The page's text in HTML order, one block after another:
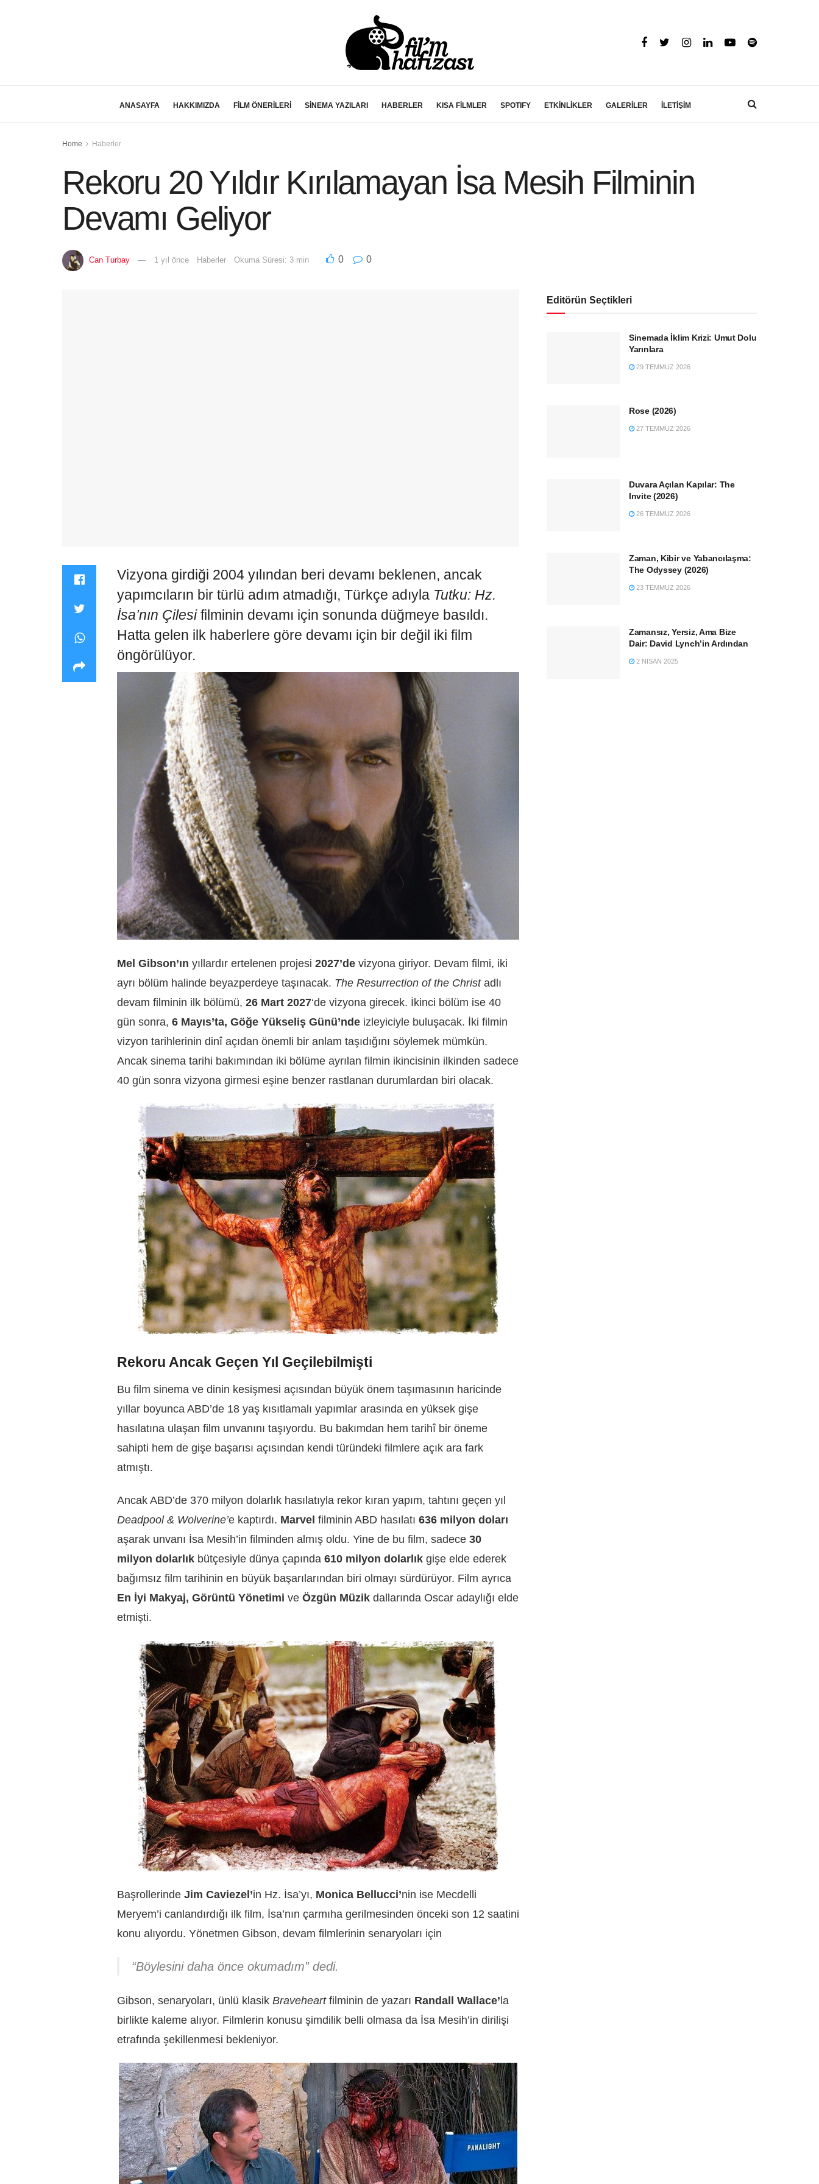
ANASAYFA HAKKIMIZDA FİLM ÖNERİLERİ SİNEMA YAZILARI HABERLER KISA FİLMLER SPOTIFY ETKİNLİKLER GALERİLER İLETİŞİM
Home Haberler
Rekoru 20 Yıldır Kırılamayan İsa Mesih Filminin
Devamı Geliyor
Can Turbay 1 yıl önce Haberler Okuma Süresi: 3 min 0 0
Vizyona girdiği 2004 yılından beri devamı beklenen, ancak
yapımcıların bir türlü adım atmadığı, Türkçe adıyla Tutku: Hz.
İsa’nın Çilesi filminin devamı için sonunda düğmeye basıldı.
Hatta gelen ilk haberlere göre devamı için bir değil iki film
öngörülüyor.
Mel Gibson’ın yıllardır ertelenen projesi 2027’de vizyona giriyor. Devam filmi, iki
ayrı bölüm halinde beyazperdeye taşınacak. The Resurrection of the Christadlı
devam filminin ilk bölümü, 26 Mart 2027‘de vizyona girecek. İkinci bölüm ise 40
gün sonra, 6 Mayıs’ta, Göğe Yükseliş Günü’nde izleyiciyle buluşacak. İki filmin
vizyon tarihlerinin dinî açıdan önemli bir anlam taşıdığını söylemek mümkün.
Ancak sinema tarihi bakımından iki bölüme ayrılan filmin ikincisinin ilkinden sadece
40 gün sonra vizyona girmesi eşine benzer rastlanan durumlardan biri olacak.
Rekoru Ancak Geçen Yıl Geçilebilmişti
Bu film sinema ve dinin kesişmesi açısından büyük önem taşımasının haricinde
yıllar boyunca ABD’de 18 yaş kısıtlamalı yapımlar arasında en yüksek gişe
hasılatına ulaşan film unvanını taşıyordu. Bu bakımdan hem tarihî bir öneme
sahipti hem de gişe başarısı açısından kendi türündeki filmlere açık ara fark
atmıştı.
Ancak ABD’de 370 milyon dolarlık hasılatıyla rekor kıran yapım, tahtını geçen yıl
Deadpool & Wolverine’e kaptırdı. Marvel filminin ABD hasılatı 636 milyon doları
aşarak unvanı İsa Mesih’in filminden almış oldu. Yine de bu film, sadece 30
milyon dolarlık bütçesiyle dünya çapında 610 milyon dolarlık gişe elde ederek
bağımsız film tarihinin en büyük başarılarından biri olmayı sürdürüyor. Film ayrıca
En İyi Makyaj, Görüntü Yönetimi ve Özgün Müzik dallarında Oscar adaylığı elde
etmişti.
Başrollerinde Jim Caviezel’in Hz. İsa’yı, Monica Bellucci’nin ise Mecdelli
Meryem’i canlandırdığı ilk film, İsa’nın çarmıha gerilmesinden önceki son 12 saatini
konu alıyordu. Yönetmen Gibson, devam filmlerinin senaryoları için
“Böylesini daha önce okumadım” dedi.
Gibson, senaryoları, ünlü klasik Braveheartfilminin de yazarı Randall Wallace’la
birlikte kaleme alıyor. Filmlerin konusu şimdilik belli olmasa da İsa Mesih’in dirilişi
etrafında şekillenmesi bekleniyor.
Editörün Seçtikleri
Sinemada İklim Krizi: Umut Dolu
Yarınlara
29 TEMMUZ 2026
Rose (2026)
27 TEMMUZ 2026
Duvara Açılan Kapılar: The
Invite (2026)
26 TEMMUZ 2026
Zaman, Kibir ve Yabancılaşma:
The Odyssey (2026)
23 TEMMUZ 2026
Zamansız, Yersiz, Ama Bize
Dair: David Lynch’in Ardından
2 NISAN 2025